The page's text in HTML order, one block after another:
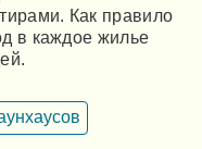
Как правило
в каждое жилье